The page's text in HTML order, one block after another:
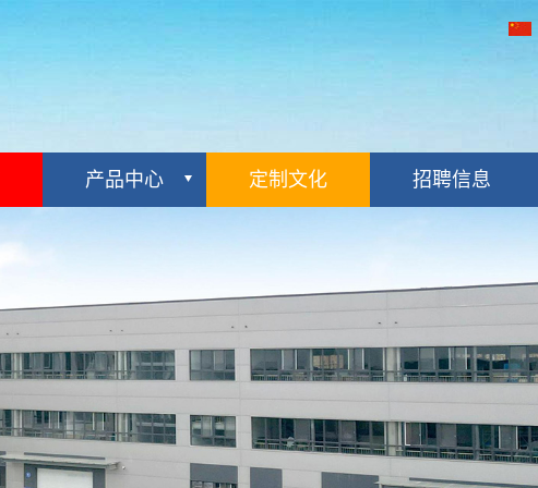
产品中心 定制文化 招聘信息